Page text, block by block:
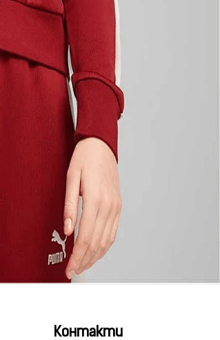
Контакти